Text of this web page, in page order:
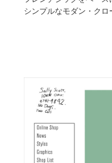
テクノロジー・AI・人工
イン
日本伝統：着物・織物・
道
ル・ダンス
音楽・アーティスト・楽
ル・ダンス
芸能人・俳優・女優・タ
芸能人・俳優・女優・タ
キャンペーン・イベント
ション
シンプルなモダン・クロ